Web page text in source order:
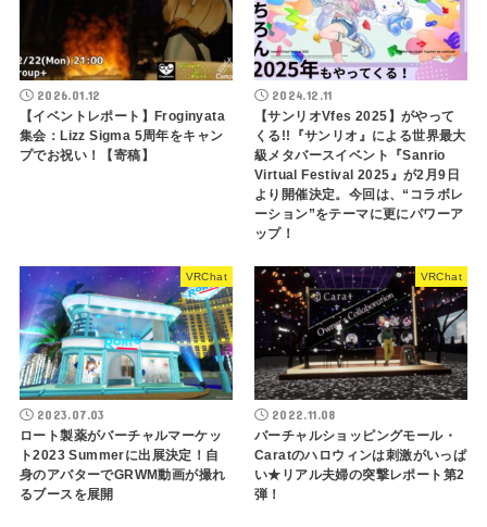
2026.01.12
【イベントレポート】Froginyata
集会：Lizz Sigma 5周年をキャン
プでお祝い！【寄稿】
2024.12.11
【サンリオVfes 2025】がやって
くる!!『サンリオ』による世界最大
級メタバースイベント『Sanrio
Virtual Festival 2025』が2月9日
より開催決定。今回は、“コラボレ
ーション”をテーマに更にパワーア
ップ！
VRChat
2023.07.03
ロート製薬がバーチャルマーケッ
ト2023 Summerに出展決定！自
身のアバターでGRWM動画が撮れ
るブースを展開
VRChat
2022.11.08
バーチャルショッピングモール・
Caratのハロウィンは刺激がいっぱ
い★リアル夫婦の突撃レポート第2
弾！